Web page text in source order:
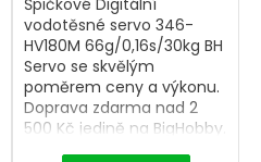
Špičkové Digitální
vodotěsné servo 346-
HV180M 66g/0,16s/30kg BH
Servo se skvělým
poměrem ceny a výkonu.
Doprava zdarma nad 2
500 Kč jedině na BigHobby.
Robotické, vodotěsné